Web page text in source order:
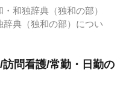
和独辞典（独和の部）
典（独和の部）につい
訪問看護/常勤・日勤の